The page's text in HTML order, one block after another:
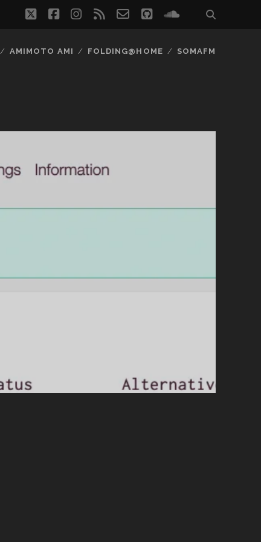
twitterfacebookinstagram
rss email-githubsoundcloud
AMIMOTO AMI FOLDING@HOME SOMAFM